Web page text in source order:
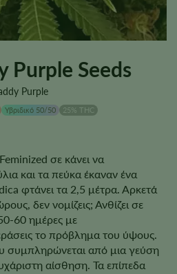
Purple Seeds
Purple
Υβριδικό 50/50 25% THC
σε κάνει να
και τα πεύκα έκαναν ένα
φτάνει τα 2,5 μέτρα. Αρκετά
δεν νομίζεις; Ανθίζει σε
60 ημέρες με
το πρόβλημα του ύψους.
συμπληρώνεται από μια γεύση
αίσθηση. Τα επίπεδα